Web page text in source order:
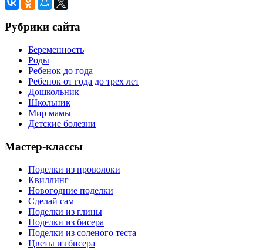
Рубрики сайта
Беременность
Роды
Ребенок до года
Ребенок от года до трех лет
Дошкольник
Школьник
Мир мамы
Детские болезни
Мастер-классы
Поделки из проволоки
Квиллинг
Новогодние поделки
Сделай сам
Поделки из глины
Поделки из бисера
Поделки из соленого теста
Цветы из бисера